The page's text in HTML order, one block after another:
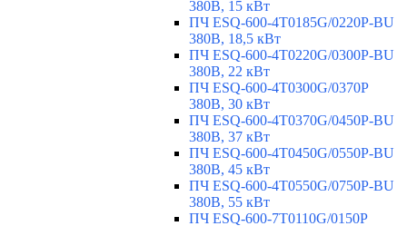
380В, 15 кВт
ПЧ ESQ-600-4T0185G/0220P-BU
380В, 18,5 кВт
ПЧ ESQ-600-4T0220G/0300P-BU
380В, 22 кВт
ПЧ ESQ-600-4T0300G/0370P
380В, 30 кВт
ПЧ ESQ-600-4T0370G/0450P-BU
380В, 37 кВт
ПЧ ESQ-600-4T0450G/0550P-BU
380В, 45 кВт
ПЧ ESQ-600-4T0550G/0750P-BU
380В, 55 кВт
ПЧ ESQ-600-7T0110G/0150P